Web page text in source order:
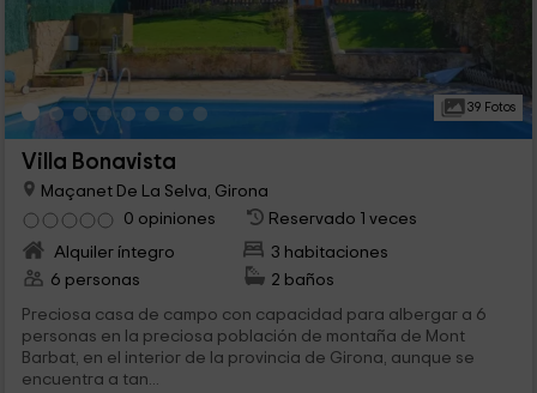
39 Fotos
Villa Bonavista
Maçanet De La Selva, Girona
0 opiniones
Reservado 1 veces
Alquiler íntegro
3 habitaciones
6 personas
2 baños
Preciosa casa de campo con capacidad para albergar a 6
personas en la preciosa población de montaña de Mont
Barbat, en el interior de la provincia de Girona, aunque se
encuentra a tan...